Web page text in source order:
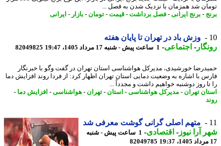
شد همزمان با نزدیک شدن به فصل ...
- برنج ایرانی- فصل برداشت -قیمت-تومان-بازار - ایرانی
وزش باد در تهران تا پایان هفته
-اجتماعی-1 ساعت پیش - شنبه 17 مرداد 1405، 19:47 82049825
خورشیدی، مدیرکل هواشناسی استان تهران در گفت وگو با خبرنگار
با اشاره به وضعیت دمایی استان تهران اظهار کرد: از فردا روند افزایش دما
روز دوشنبه خواهیم داشت و مجدداً ...
تهران- مدیرکل هواشناسی-استان-تهران- هواشناسی-افزایش دما-
متهم اصلی گرانی گوشت معرفی شد
آرا نیوز-اقتصادی- 1 ساعت پیش - شنبه
82049785